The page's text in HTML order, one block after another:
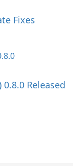
Fixes
Released